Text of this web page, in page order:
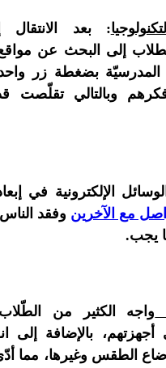
: بعد الانتقال
الطلاب إلى البحث عن
المدرسيّة بضغطة زر
وبالتالي تقلّصت
الإلكترونية في
مع الآخرين وفقد
يجب.
واجه الكثير من
بالإضافة إلى
الطقس وغيرها، مما